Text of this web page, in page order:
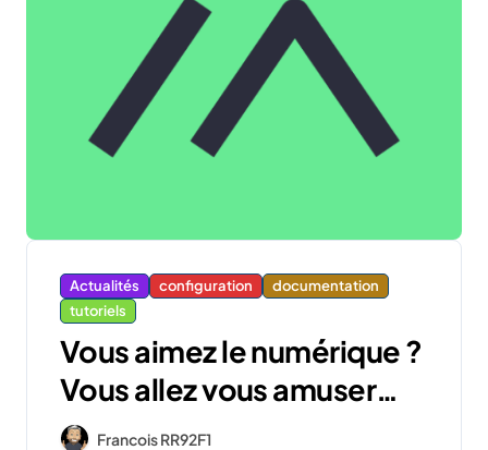
Actualités configuration
documentation
tutoriels
Vous aimez le numérique ?
Vous allez vous amuser
avec Meshtastic !
Francois RR92F1